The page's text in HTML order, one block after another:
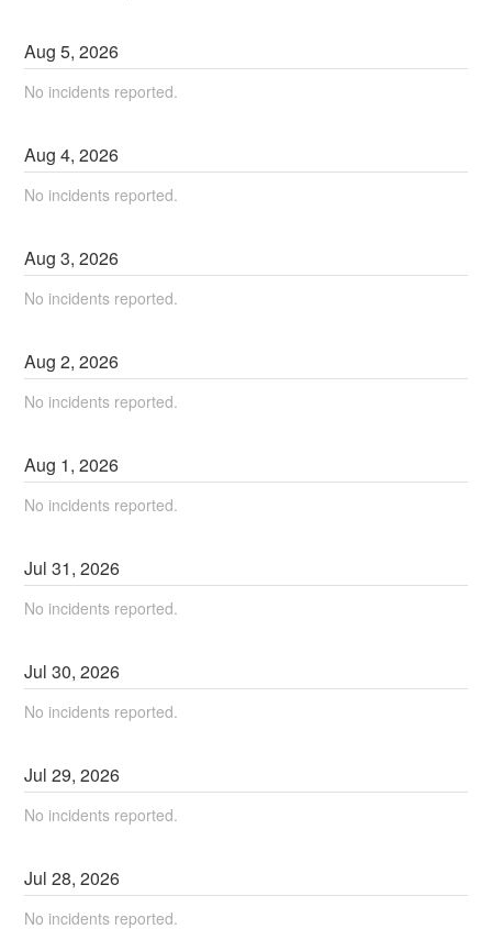
Aug5,2026
No incidents reported.
Aug4,2026
No incidents reported.
Aug3,2026
No incidents reported.
Aug2,2026
No incidents reported.
Aug 1,2026
No incidents reported.
Jul31,2026
No incidents reported.
Jul30,2026
No incidents reported.
Jul29,2026
No incidents reported.
Jul28,2026
No incidents reported.